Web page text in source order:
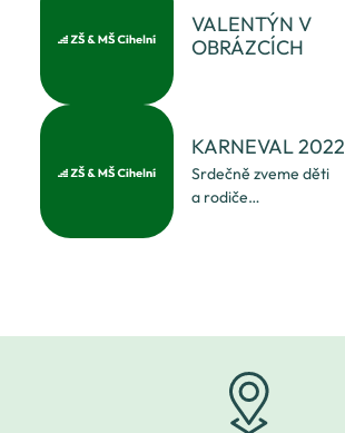
týden žáci tvořili
Valentýnky, pro ty
koho mají rádi, koho
VALENTÝN V
OBRÁZCÍCH
KARNEVAL 2022
Srdečně zveme děti
a rodiče
Družba od 16:30
otevřen v 16:15.
K zakoupení bu